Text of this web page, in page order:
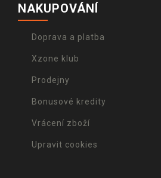
NAKUPOVÁNÍ
Doprava a platba
Xzone klub
Prodejny
Bonusové kredity
Vrácení zboží
Upravit cookies